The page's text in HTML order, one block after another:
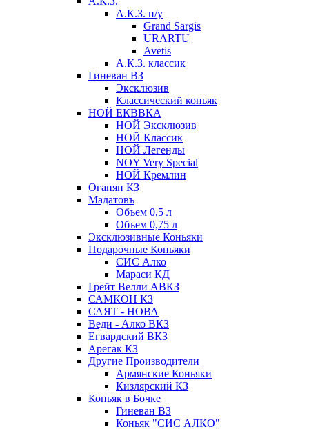
А.К.З. п/у
Grand Sargis
URARTU
Avetis
А.К.З. классик
Гиневан ВЗ
Эксклюзив
Классический коньяк
НОЙ ЕКВВКА
НОЙ Эксклюзив
НОЙ Классик
НОЙ Легенды
NOY Very Speсial
НОЙ Кремлин
Оганян КЗ
Мадатовъ
Объем 0,5 л
Объем 0,75 л
Эксклюзивные Коньяки
Подарочные Коньяки
СИС Алко
Мараси КД
Грейт Велли АВКЗ
САМКОН КЗ
САЯТ - НОВА
Веди - Алко ВКЗ
Егвардский ВКЗ
Арегак КЗ
Другие Производители
Армянские Коньяки
Кизлярский КЗ
Коньяк в Бочке
Гиневан ВЗ
Коньяк "СИС АЛКО"